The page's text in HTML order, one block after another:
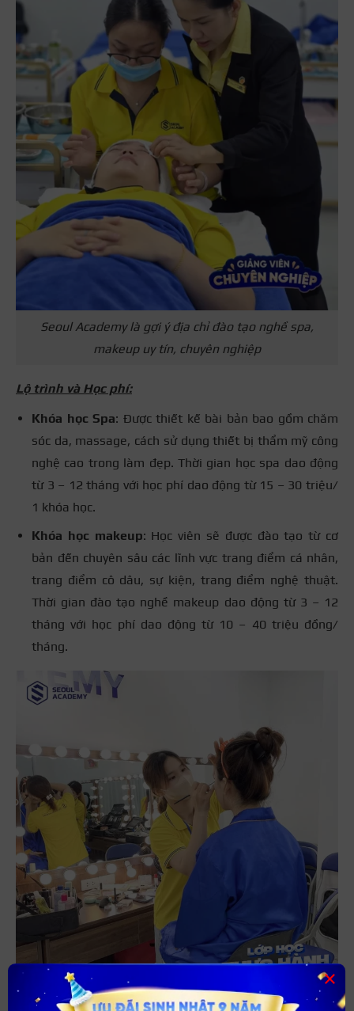
Seoul Academy là gợi ý địa chỉ đào tạo nghề spa,
makeup uy tín, chuyên nghiệp
Lộ trình và Học phí:
Khóa học Spa: Được thiết kế bài bản bao gồm chăm
sóc da, massage, cách sử dụng thiết bị thẩm mỹ công
nghệ cao trong làm đẹp. Thời gian học spa dao động
từ 3 – 12 tháng với học phí dao động từ 15 – 30 triệu/
1 khóa học.
Khóa học makeup: Học viên sẽ được đào tạo từ cơ
bản đến chuyên sâu các lĩnh vực trang điểm cá nhân,
trang điểm cô dâu, sự kiện, trang điểm nghệ thuật.
Thời gian đào tạo nghề makeup dao động từ 3 – 12
tháng với học phí dao động từ 10 – 40 triệu đồng/
tháng.
×